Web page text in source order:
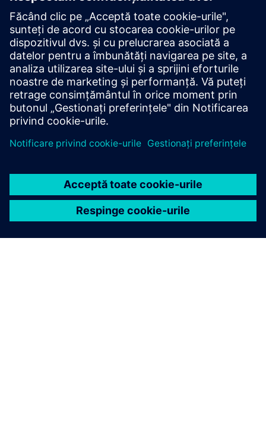
Urmărirea detaliată a KPI
între sursele de date.
De la costurile de transport, optimizarea rutei, ratele de
utilizare și recomandarea prețurilor, analiza ciclului
complet.